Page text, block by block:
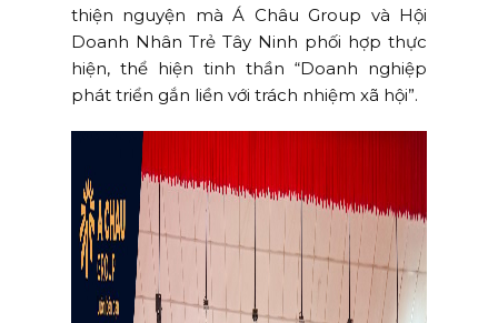
thiện nguyện mà Á Châu Group và Hội
Doanh Nhân Trẻ Tây Ninh phối hợp thực
hiện, thể hiện tinh thần “Doanh nghiệp
phát triển gắn liền với trách nhiệm xã hội”.